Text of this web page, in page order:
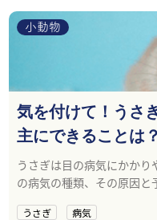
小動物
気を付けて！うさ
主にできることは？
うさぎは目の病気にかか
の病気の種類、その原因
うさぎ 病気